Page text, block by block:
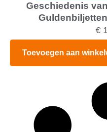
Geschiedenis
€
Toevoegen aan